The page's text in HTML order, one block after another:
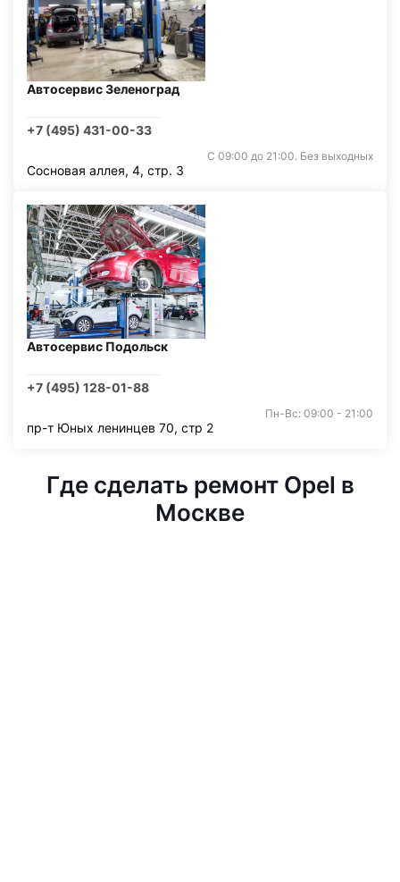
Автосервис Зеленоград
+7 (495) 431-00-33
С 09:00 до 21:00. Без выходных
Сосновая аллея, 4, стр. 3
Автосервис Подольск
+7 (495) 128-01-88
Пн-Вс: 09:00 - 21:00
пр-т Юных ленинцев 70, стр 2
Где сделать ремонт Opel в
Москве